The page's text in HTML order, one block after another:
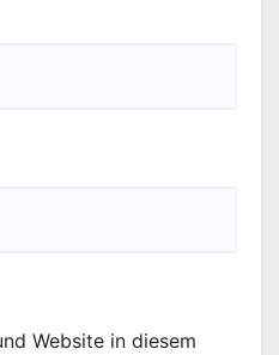
Website in diesem